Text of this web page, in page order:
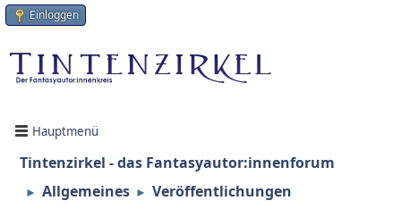
Einloggen
Hauptmenü
Tintenzirkel - das Fantasyautor:innenforum
► Allgemeines ► Veröffentlichungen